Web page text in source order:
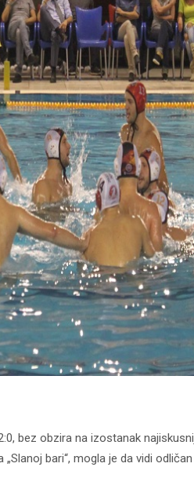
bez obzira na izostanak
bari“, mogla je da vidi